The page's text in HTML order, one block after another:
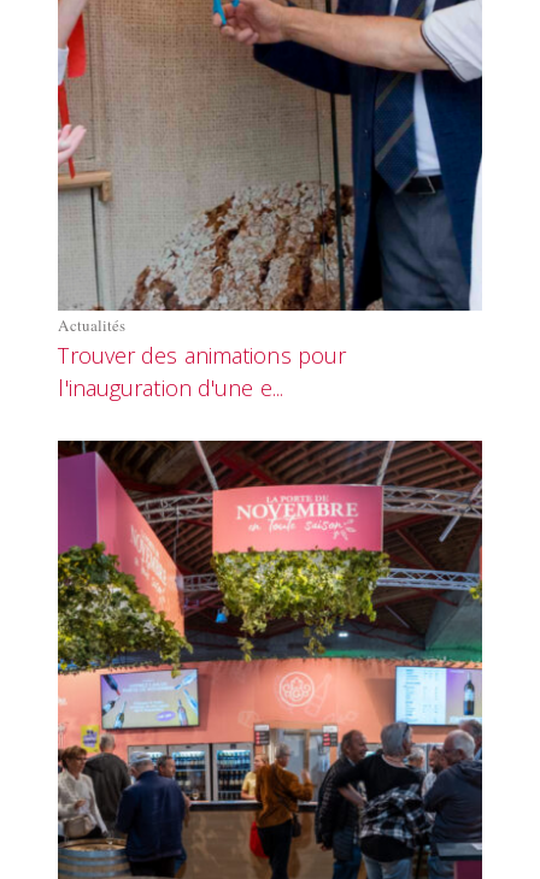
Actualités
Trouver des animations pour
l'inauguration d'une e...